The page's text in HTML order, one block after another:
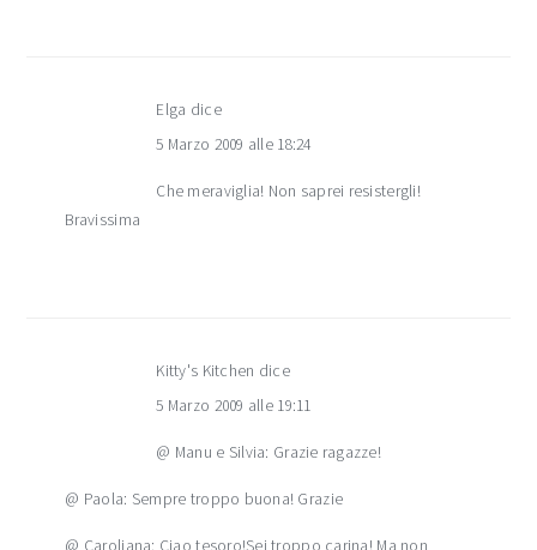
Elga dice
5 Marzo 2009 alle 18:24
Che meraviglia! Non saprei resistergli!
Bravissima
Kitty's Kitchen dice
5 Marzo 2009 alle 19:11
@ Manu e Silvia: Grazie ragazze!
@ Paola: Sempre troppo buona! Grazie